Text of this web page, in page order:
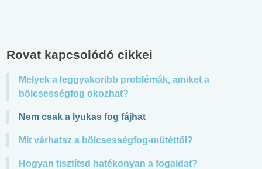
Rovat kapcsolódó cikkei
Melyek a leggyakoribb problémák, amiket a
bölcsességfog okozhat?
Nem csak a lyukas fog fájhat
Mit várhatsz a bölcsességfog-műtéttől?
Hogyan tisztítsd hatékonyan a fogaidat?